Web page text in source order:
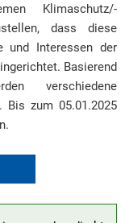
Klimaschutz/-
dass diese
und Interessen der
Basierend
verschiedene
Bis zum 05.01.2025